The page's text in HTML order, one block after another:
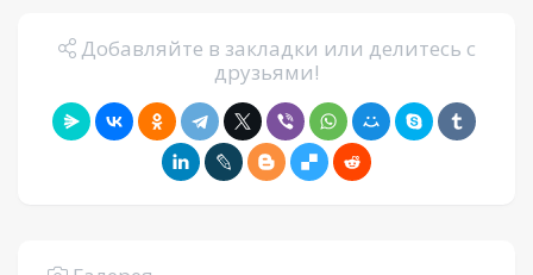
Добавляйте в закладки или делитесь с
друзьями!